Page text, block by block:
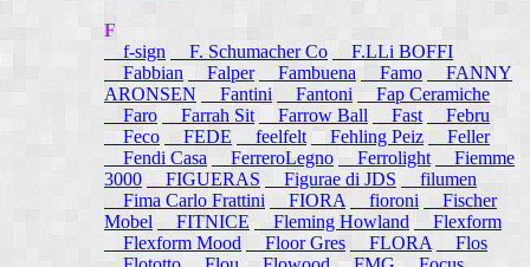
F
f-sign
F. Schumacher Co
F.LLi BOFFI
Fabbian
Falper Fambuena Famo
FANNY
ARONSEN
Fantini Fantoni
Fap Ceramiche
Faro
Farrah Sit Farrow Ball Fast
Febru
Feco
FEDE feelfelt Fehling Peiz
Feller
Fendi Casa
FerreroLegno Ferrolight
Fiemme
3000
FIGUERAS Figurae di JDS
filumen
Fima Carlo Frattini
FIORA fioroni
Fischer
Mobel
FITNICE Fleming Howland
Flexform
Flexform Mood
Floor Gres FLORA
Flos